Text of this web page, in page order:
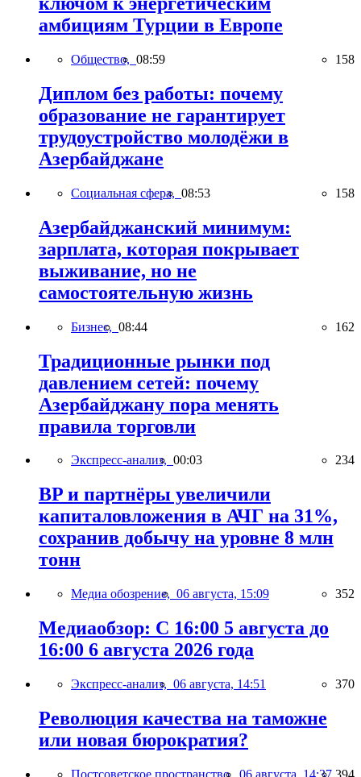
амбициям Турции в Европе
Общество, 08:59 158
Диплом без работы: почему
образование не гарантирует
трудоустройство молодёжи в
Азербайджане
Социальная сфера, 08:53 158
Азербайджанский минимум:
зарплата, которая покрывает
выживание, но не
самостоятельную жизнь
Бизнес, 08:44 162
Традиционные рынки под
давлением сетей: почему
Азербайджану пора менять
правила торговли
Экспресс-анализ, 00:03 234
BP и партнёры увеличили
капиталовложения в АЧГ на 31%,
сохранив добычу на уровне 8 млн
тонн
Медиа обозрение, 06 августа, 15:09 352
Медиаобзор: С 16:00 5 августа до
16:00 6 августа 2026 года
Экспресс-анализ, 06 августа, 14:51 370
Революция качества на таможне
или новая бюрократия?
Постсоветское пространство, 06 августа, 14:37 394